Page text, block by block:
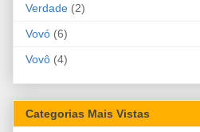
Verdade (2)
Vovó (6)
Vovô (4)
Categorias Mais Vistas